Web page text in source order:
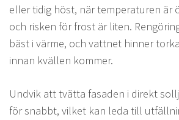
eller tidig höst, när temperaturen är
och risken för frost är liten.
bäst i värme, och vattnet hinner
innan kvällen kommer.
Undvik att tvätta fasaden i direkt
för snabbt, vilket kan leda till